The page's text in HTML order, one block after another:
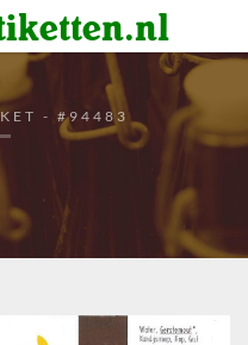
- #94483